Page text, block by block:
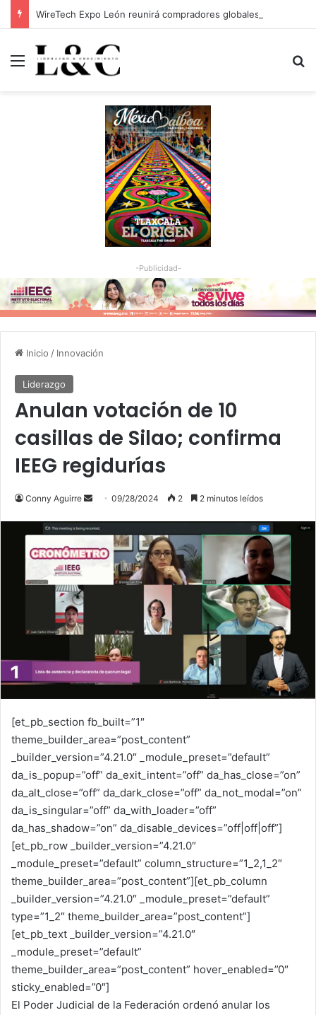
Menu
-Publicidad-
Inicio / Innovación
Liderazgo
Anulan votación de 10
casillas de Silao; confirma
IEEG regidurías
Conny Aguirre
n
d
n
a
l
09/28/2024 2 2 minutos leídos
[et_pb_section fb_built=”1″
theme_builder_area=”post_content”
_builder_version=”4.21.0″ _module_preset=”default”
da_is_popup=”off” da_exit_intent=”off” da_has_close=”on”
da_alt_close=”off” da_dark_close=”off” da_not_modal=”on”
da_is_singular=”off” da_with_loader=”off”
da_has_shadow=”on” da_disable_devices=”off|off|off”]
[et_pb_row _builder_version=”4.21.0″
_module_preset=”default” column_structure=”1_2,1_2″
theme_builder_area=”post_content”][et_pb_column
_builder_version=”4.21.0″ _module_preset=”default”
type=”1_2″ theme_builder_area=”post_content”]
[et_pb_text _builder_version=”4.21.0″
_module_preset=”default”
theme_builder_area=”post_content” hover_enabled=”0″
sticky_enabled=”0″]
El Poder Judicial de la Federación ordenó anular los